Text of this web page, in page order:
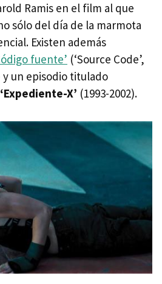
Ramis en el film al que
sólo del día de la marmota
Existen además
fuente’ (‘Source Code’,
y un episodio titulado
‘Expediente-X’ (1993-2002).